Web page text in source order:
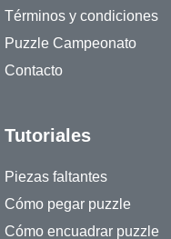
Términos y condiciones
Puzzle Campeonato
Contacto
Tutoriales
Piezas faltantes
Cómo pegar puzzle
Cómo encuadrar puzzle